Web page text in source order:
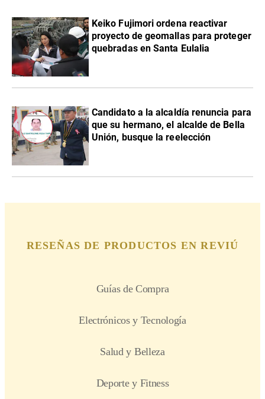
Keiko Fujimori ordena reactivar
proyecto de geomallas para proteger
quebradas en Santa Eulalia
Candidato a la alcaldía renuncia para
que su hermano, el alcalde de Bella
Unión, busque la reelección